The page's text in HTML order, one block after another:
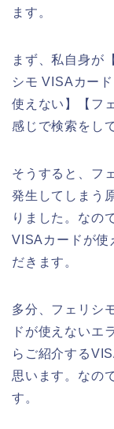
ます。
まず、私自身が
シモ VISAカー
使えない】【フ
感じで検索をし
そうすると、フ
発生してしまう
りました。なの
VISAカードが使
だきます。
多分、フェリシ
ドが使えないエ
らご紹介する
思います。なの
す。